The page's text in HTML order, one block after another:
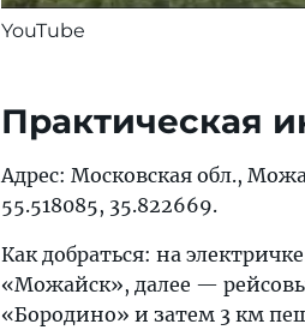
YouTube
Практическая
Адрес: Московская обл.,
55.518085, 35.822669.
Как добраться: на
«Moжaйcк», дaлee —
«Бородино» и затем 3 км